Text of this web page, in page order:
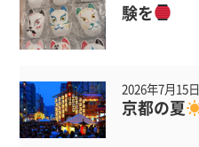
験を
2026年7月15日
京都の夏